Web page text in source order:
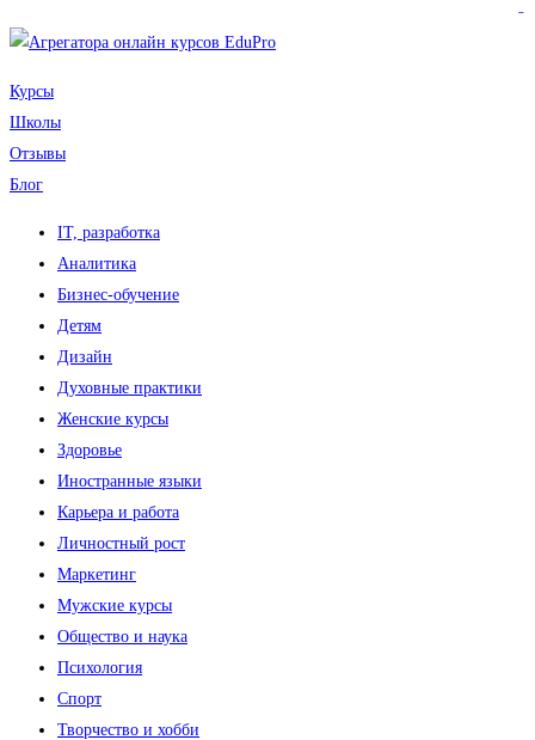
Курсы
Школы
Отзывы
Блог
IT, разработка
Аналитика
Бизнес-обучение
Детям
Дизайн
Духовные практики
Женские курсы
Здоровье
Иностранные языки
Карьера и работа
Личностный рост
Маркетинг
Мужские курсы
Общество и наука
Психология
Спорт
Творчество и хобби